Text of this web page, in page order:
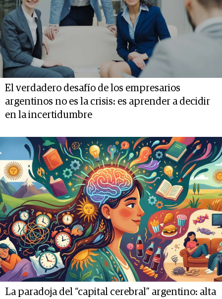
El verdadero desafío de los empresarios
argentinos no es la crisis: es aprender a decidir
en la incertidumbre
La paradoja del “capital cerebral” argentino: alta